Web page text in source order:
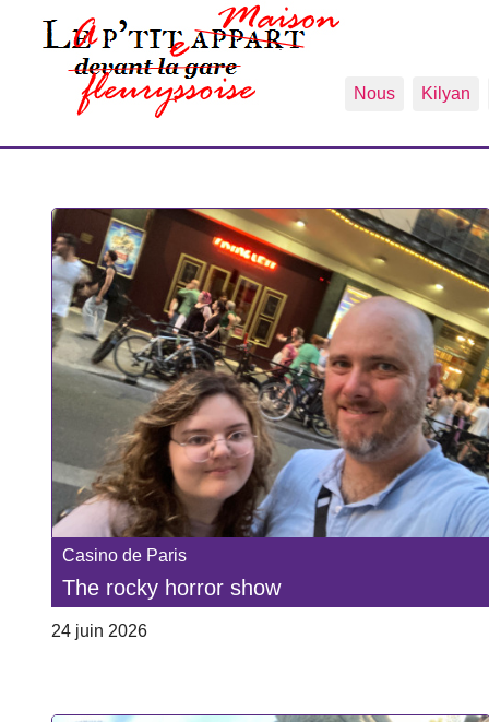
Nous Kilyan
Casino de Paris
The rocky horror show
24 juin 2026